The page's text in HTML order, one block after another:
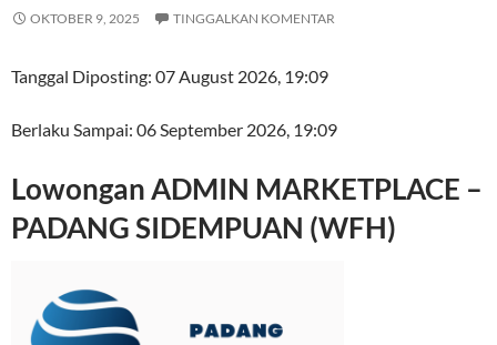
OKTOBER 9, 2025 TINGGALKAN KOMENTAR
Tanggal Diposting: 07 August 2026, 19:09
Berlaku Sampai: 06 September 2026, 19:09
Lowongan ADMIN MARKETPLACE –
PADANG SIDEMPUAN (WFH)